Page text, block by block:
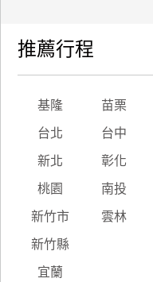
推薦行程
基隆 苗栗
台北 台中
新北 彰化
桃園 南投
新竹市 雲林
新竹縣
宜蘭